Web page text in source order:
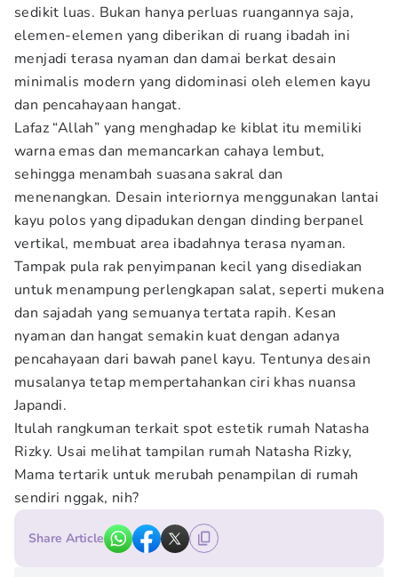
sedikit luas. Bukan hanya perluas ruangannya saja,
elemen-elemen yang diberikan di ruang ibadah ini
menjadi terasa nyaman dan damai berkat desain
minimalis modern yang didominasi oleh elemen kayu
dan pencahayaan hangat.
Lafaz “Allah” yang menghadap ke kiblat itu memiliki
warna emas dan memancarkan cahaya lembut,
sehingga menambah suasana sakral dan
menenangkan. Desain interiornya menggunakan lantai
kayu polos yang dipadukan dengan dinding berpanel
vertikal, membuat area ibadahnya terasa nyaman.
Tampak pula rak penyimpanan kecil yang disediakan
untuk menampung perlengkapan salat, seperti mukena
dan sajadah yang semuanya tertata rapih. Kesan
nyaman dan hangat semakin kuat dengan adanya
pencahayaan dari bawah panel kayu. Tentunya desain
musalanya tetap mempertahankan ciri khas nuansa
Japandi.
Itulah rangkuman terkait spot estetik rumah Natasha
Rizky. Usai melihat tampilan rumah Natasha Rizky,
Mama tertarik untuk merubah penampilan di rumah
sendiri nggak, nih?
Share Article